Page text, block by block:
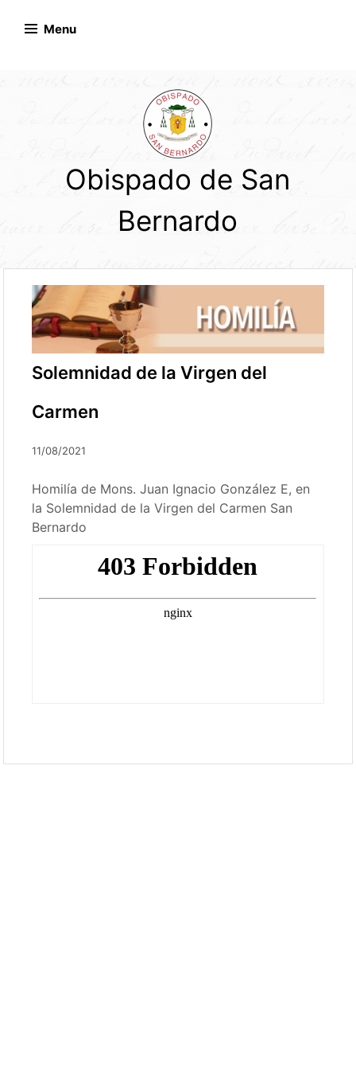
Menu
Obispado de San
Bernardo
Solemnidad de la Virgen del
Carmen
11/08/2021
Homilía de Mons. Juan Ignacio González E, en
la Solemnidad de la Virgen del Carmen San
Bernardo